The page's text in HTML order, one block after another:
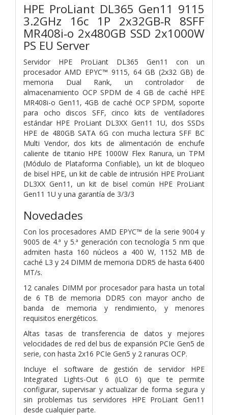
HPE ProLiant DL365 Gen11 9115
3.2GHz 16c 1P 2x32GB‑R 8SFF
MR408i‑o 2x480GB SSD 2x1000W
PS EU Server
Servidor HPE ProLiant DL365 Gen11 con un
procesador AMD EPYC™ 9115, 64 GB (2x32 GB) de
memoria Dual Rank, un controlador de
almacenamiento OCP SPDM de 4 GB de caché HPE
MR408i-o Gen11, 4GB de caché OCP SPDM, soporte
para ocho discos SFF, cinco kits de ventiladores
estándar HPE ProLiant DL3XX Gen11 1U, dos SSDs
HPE de 480GB SATA 6G con mucha lectura SFF BC
Multi Vendor, dos kits de alimentación de enchufe
caliente de titanio HPE 1000W Flex Ranura, un TPM
(Módulo de Plataforma Confiable), un kit de bloqueo
de bisel HPE, un kit de cable de intrusión HPE ProLiant
DL3XX Gen11, un kit de bisel común HPE ProLiant
Gen11 1U y una garantía de 3/3/3
Novedades
Con los procesadores AMD EPYC™ de la serie 9004 y
9005 de 4.ª y 5.ª generación con tecnología 5 nm que
admiten hasta 160 núcleos a 400 W, 1152 MB de
caché L3 y 24 DIMM de memoria DDR5 de hasta 6400
MT/s.
12 canales DIMM por procesador para hasta un total
de 6 TB de memoria DDR5 con mayor ancho de
banda de memoria y rendimiento, y menores
requisitos energéticos.
Altas tasas de transferencia de datos y mejores
velocidades de red del bus de expansión PCIe Gen5 de
serie, con hasta 2x16 PCIe Gen5 y 2 ranuras OCP.
Incluye el software de gestión de servidor HPE
Integrated Lights-Out 6 (iLO 6) que te permite
configurar, supervisar y actualizar de forma segura y
sin problemas tus servidores HPE ProLiant Gen11
desde cualquier parte.